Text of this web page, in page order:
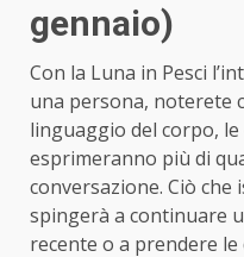
gennaio)
Con la Luna in Pesci
una persona, noterete
linguaggio del corpo,
esprimeranno più di
conversazione. Ciò
spingerà a continuare
recente o a prendere le